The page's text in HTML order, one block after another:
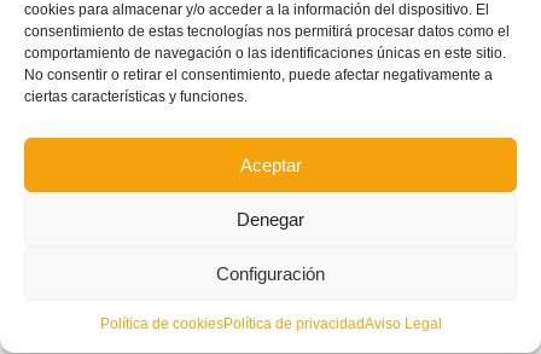
cookies para almacenar y/o acceder a la información del dispositivo. El
consentimiento de estas tecnologías nos permitirá procesar datos como el
comportamiento de navegación o las identificaciones únicas en este sitio.
No consentir o retirar el consentimiento, puede afectar negativamente a
ciertas características y funciones.
Aceptar
Denegar
Configuración
Política de cookiesPolítica de privacidadAviso Legal
Foto de familia de la séptima jornada de benjamines.
Facebook
TwitterCompartir